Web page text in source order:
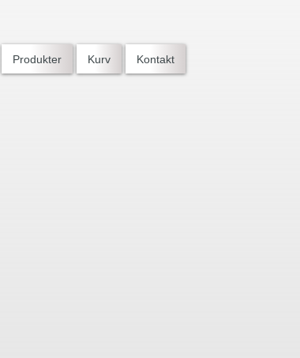
Produkter Kurv Kontakt